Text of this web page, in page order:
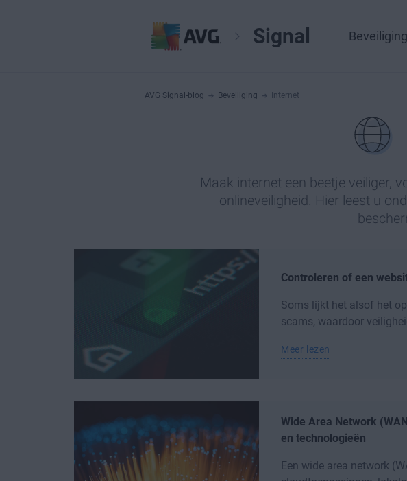
Signal Beveiliging
AVG Signal-blog Beveiliging Internet
Maak internet een beetje veiliger,
onlineveiligheid. Hier leest u
Controleren of een
Soms lijkt het alsof het
scams, waardoor
Meer lezen
Wide Area Network
en technologieën
Een wide area network